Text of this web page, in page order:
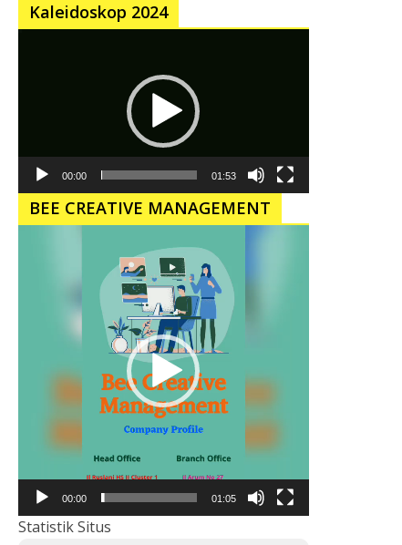
Kaleidoskop 2024
00:00 01:53
BEE CREATIVE MANAGEMENT
00:00 01:05
Statistik Situs